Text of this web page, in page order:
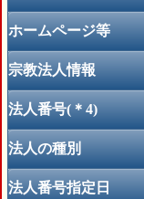
ホームページ等
宗教法人情報
法人番号(＊4)
法人の種別
法人番号指定日